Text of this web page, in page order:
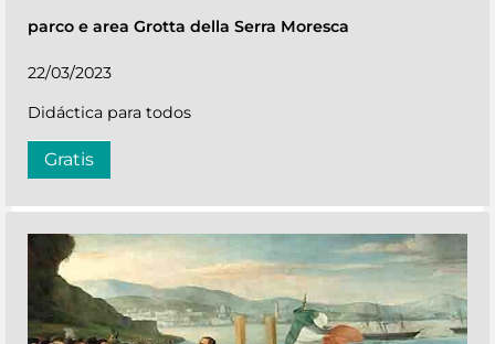
parco e area Grotta della Serra Moresca
22/03/2023
Didáctica para todos
Gratis